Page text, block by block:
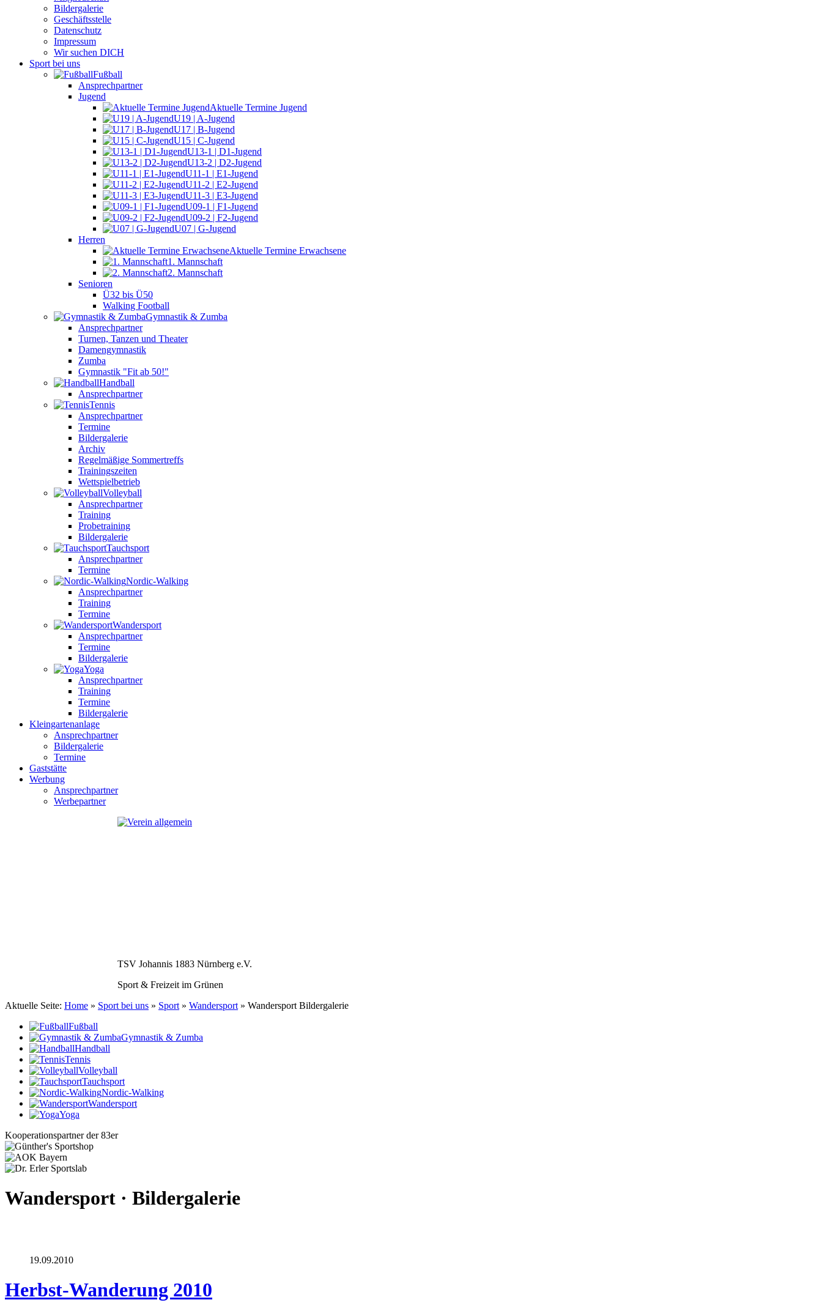
Bildergalerie
Geschäftsstelle
Datenschutz
Impressum
Wir suchen DICH
Sport bei uns
Fußball
Ansprechpartner
Jugend
Aktuelle Termine Jugend
U19 | A-Jugend
U17 | B-Jugend
U15 | C-Jugend
U13-1 | D1-Jugend
U13-2 | D2-Jugend
U11-1 | E1-Jugend
U11-2 | E2-Jugend
U11-3 | E3-Jugend
U09-1 | F1-Jugend
U09-2 | F2-Jugend
U07 | G-Jugend
Herren
Aktuelle Termine Erwachsene
1. Mannschaft
2. Mannschaft
Senioren
Ü32 bis Ü50
Walking Football
Gymnastik & Zumba
Ansprechpartner
Turnen, Tanzen und Theater
Damengymnastik
Zumba
Gymnastik "Fit ab 50!"
Handball
Ansprechpartner
Tennis
Ansprechpartner
Termine
Bildergalerie
Archiv
Regelmäßige Sommertreffs
Trainingszeiten
Wettspielbetrieb
Volleyball
Ansprechpartner
Training
Probetraining
Bildergalerie
Tauchsport
Ansprechpartner
Termine
Nordic-Walking
Ansprechpartner
Training
Termine
Wandersport
Ansprechpartner
Termine
Bildergalerie
Yoga
Ansprechpartner
Training
Termine
Bildergalerie
Kleingartenanlage
Ansprechpartner
Bildergalerie
Termine
Gaststätte
Werbung
Ansprechpartner
Werbepartner
TSV Johannis 1883 Nürnberg e.V.
Sport & Freizeit im Grünen
Aktuelle Seite: Home » Sport bei uns » Sport » Wandersport » Wandersport Bildergalerie
Fußball
Gymnastik & Zumba
Handball
Tennis
Volleyball
Tauchsport
Nordic-Walking
Wandersport
Yoga
Kooperationspartner der 83er
Wandersport · Bildergalerie
19.09.2010
Herbst-Wanderung 2010